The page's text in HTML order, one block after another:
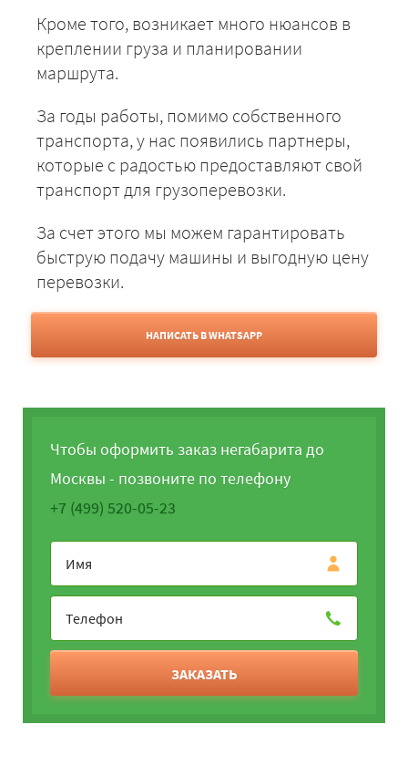
Кроме того, возникает много нюансов в
креплении груза и планировании
маршрута.
За годы работы, помимо собственного
транспорта, у нас появились партнеры,
которые с радостью предоставляют свой
транспорт для грузоперевозки.
За счет этого мы можем гарантировать
быструю подачу машины и выгодную цену
перевозки.
НАПИСАТЬ В WHATSAPP
Чтобы оформить заказ негабарита до
Москвы - позвоните по телефону
+7 (499) 520-05-23
ЗАКАЗАТЬ